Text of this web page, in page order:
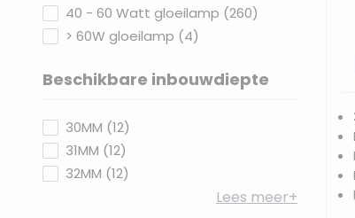
40 - 60 Watt gloeilamp (260products
)
> 60W gloeilamp (4products available
)
Beschikbare inbouwdiepte
30MM (12products available
)
31MM (12products available
)
32MM (12products available
)
Lees meer+